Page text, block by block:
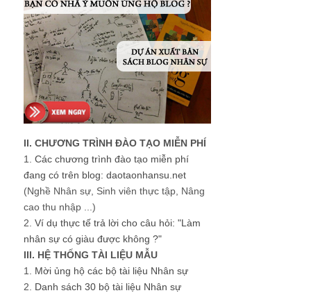
II. CHƯƠNG TRÌNH ĐÀO TẠO MIỄN PHÍ
1. Các chương trình đào tạo miễn phí
đang có trên blog: daotaonhansu.net
(Nghề Nhân sự, Sinh viên thực tập, Nâng
cao thu nhập ...)
2. Ví dụ thực tế trả lời cho câu hỏi: "Làm
nhân sự có giàu được không ?"
III. HỆ THỐNG TÀI LIỆU MẪU
1. Mời ủng hộ các bộ tài liệu Nhân sự
2. Danh sách 30 bộ tài liệu Nhân sự